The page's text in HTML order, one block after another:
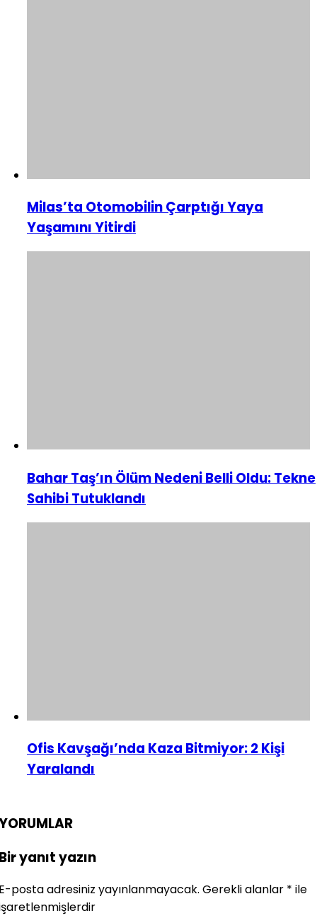
Milas’ta Otomobilin Çarptığı Yaya
Yaşamını Yitirdi
Bahar Taş’ın Ölüm Nedeni Belli Oldu: Tekne
Sahibi Tutuklandı
Ofis Kavşağı’nda Kaza Bitmiyor: 2 Kişi
Yaralandı
yanıt yazın
posta adresiniz yayınlanmayacak. Gerekli alanlar * ile